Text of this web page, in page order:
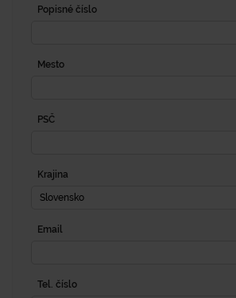
Popisné číslo
Mesto
PSČ
Krajina
Slovensko
Email
Tel. číslo